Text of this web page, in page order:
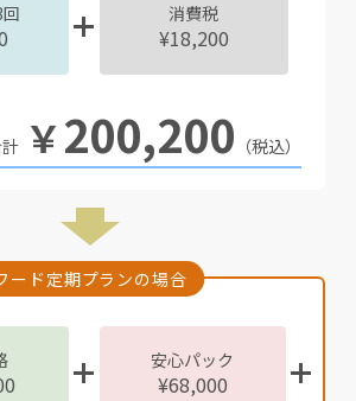
消費税
¥18,200
￥200,200 （税込）
ード定期プランの場合
安心パック
¥68,000